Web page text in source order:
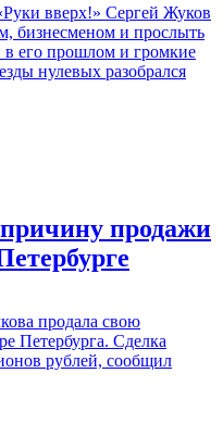
вверх!» Сергей Жуков
бизнесменом и прослыть
его прошлом и громкие
нулевых разобрался
продажи
продала свою
Петербурга. Сделка
рублей, сообщил